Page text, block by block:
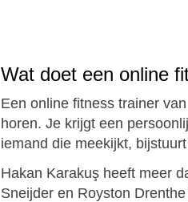
Wat doet een online
Een online fitness trainer
horen. Je krijgt een
iemand die meekijkt,
Hakan Karakuş heeft meer
Sneijder en Royston